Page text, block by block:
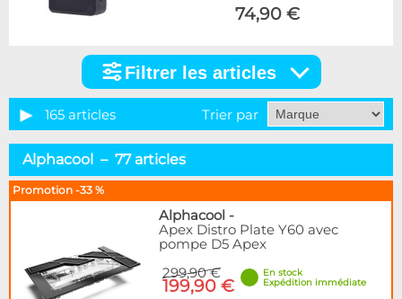
74,90 €
articles
Catégorie
Pompes D5 & DDC
Pompes Autres
Combos Réservoir+Pompe
28
Distributeurs
29
Top & Accessoires
50
Filtrer les articles
165 articles Trier par
Alphacool – 77 articles
Promotion -33 %
Alphacool -
Apex Distro Plate Y60 avec
pompe D5 Apex
299,90 €
199,90 €
En stock
Expédition immédiate